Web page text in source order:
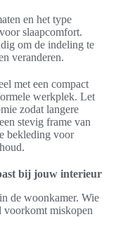
en het type
slaapcomfort.
om de indeling te
veranderen.
met een compact
werkplek. Let
zodat langere
stevig frame van
bekleding voor
bij jouw interieur
de woonkamer. Wie
voorkomt miskopen